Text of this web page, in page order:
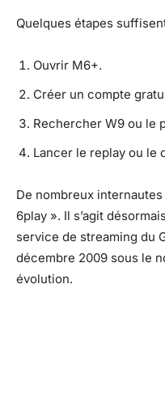
Quelques étapes
Ouvrir M6+.
Créer un compte
Rechercher W9 ou le
Lancer le replay ou le
De nombreux
6play ». Il s’agit
service de streaming du
décembre 2009 sous le
évolution.